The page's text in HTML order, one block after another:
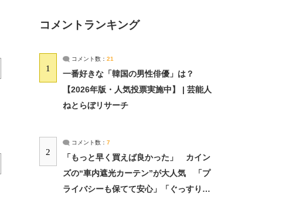
コメントランキング
1
コメント数： 21
一番好きな「韓国の男性俳優」は？
【2026年版・人気投票実施中】 | 芸能人
ねとらぼリサーチ
2
コメント数： 7
「もっと早く買えば良かった」 カイン
ズの“車内遮光カーテン”が大人気 「プ
ライバシーも保てて安心」「ぐっすり眠